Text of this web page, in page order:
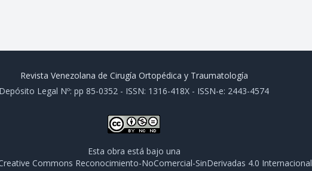
Revista Venezolana de Cirugía Ortopédica y Traumatología
Depósito Legal Nº: pp 85-0352 - ISSN: 1316-418X - ISSN-e: 2443-4574
Esta obra está bajo una
Commons Reconocimiento-NoComercial-SinDerivadas 4.0 Internacional